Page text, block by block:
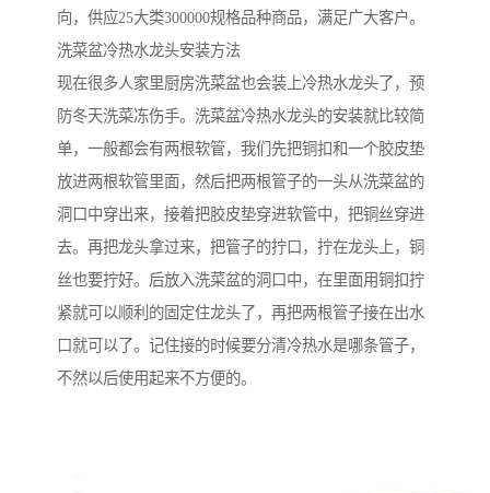
向，供应25大类300000规格品种商品，满足广大客户。
洗菜盆冷热水龙头安装方法
现在很多人家里厨房洗菜盆也会装上冷热水龙头了，预
防冬天洗菜冻伤手。洗菜盆冷热水龙头的安装就比较简
单，一般都会有两根软管，我们先把铜扣和一个胶皮垫
放进两根软管里面，然后把两根管子的一头从洗菜盆的
洞口中穿出来，接着把胶皮垫穿进软管中，把铜丝穿进
去。再把龙头拿过来，把管子的拧口，拧在龙头上，铜
丝也要拧好。后放入洗菜盆的洞口中，在里面用铜扣拧
紧就可以顺利的固定住龙头了，再把两根管子接在出水
口就可以了。记住接的时候要分清冷热水是哪条管子，
不然以后使用起来不方便的。